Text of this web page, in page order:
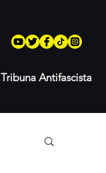
Tribuna Antifascista